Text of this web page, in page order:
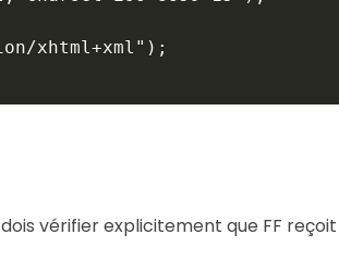
vérifier explicitement que FF